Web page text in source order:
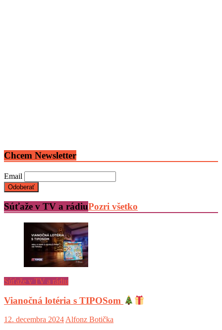
Chcem Newsletter
Email
Súťaže v TV a rádiuPozri všetko
Súťaže v TV a rádiu
Vianočná lotéria s TIPOSom
12. decembra 2024Alfonz Botička